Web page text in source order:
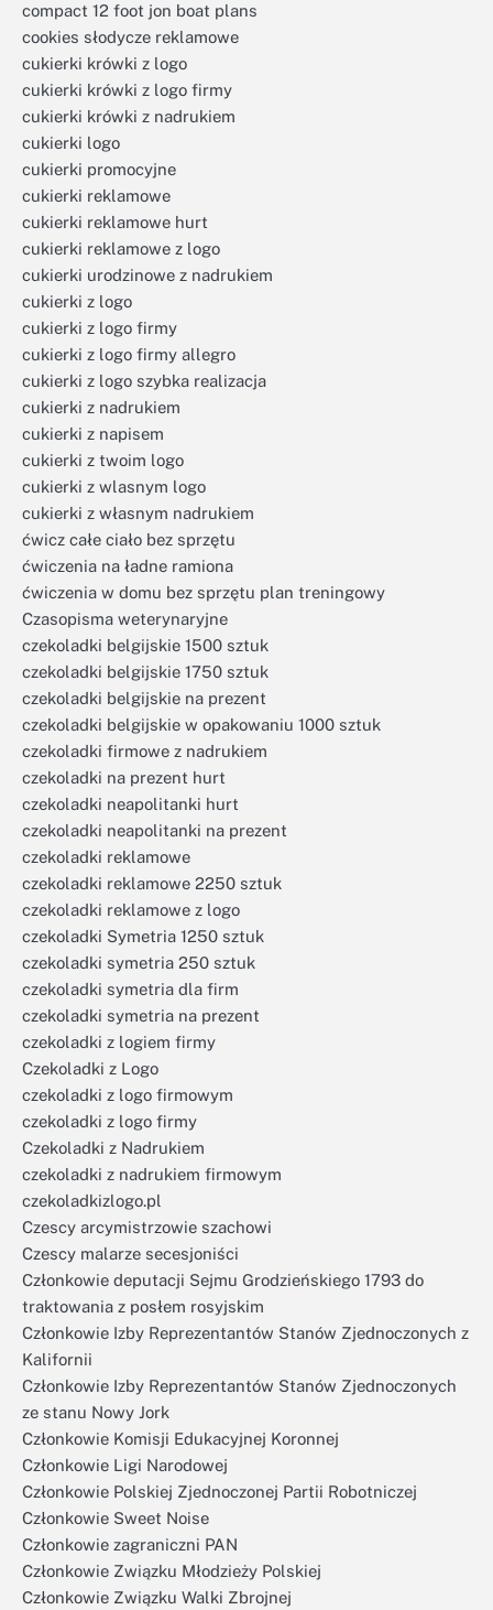
compact 12 foot jon boat plans
cookies słodycze reklamowe
cukierki krówki z logo
cukierki krówki z logo firmy
cukierki krówki z nadrukiem
cukierki logo
cukierki promocyjne
cukierki reklamowe
cukierki reklamowe hurt
cukierki reklamowe z logo
cukierki urodzinowe z nadrukiem
cukierki z logo
cukierki z logo firmy
cukierki z logo firmy allegro
cukierki z logo szybka realizacja
cukierki z nadrukiem
cukierki z napisem
cukierki z twoim logo
cukierki z wlasnym logo
cukierki z własnym nadrukiem
ćwicz całe ciało bez sprzętu
ćwiczenia na ładne ramiona
ćwiczenia w domu bez sprzętu plan treningowy
Czasopisma weterynaryjne
czekoladki belgijskie 1500 sztuk
czekoladki belgijskie 1750 sztuk
czekoladki belgijskie na prezent
czekoladki belgijskie w opakowaniu 1000 sztuk
czekoladki firmowe z nadrukiem
czekoladki na prezent hurt
czekoladki neapolitanki hurt
czekoladki neapolitanki na prezent
czekoladki reklamowe
czekoladki reklamowe 2250 sztuk
czekoladki reklamowe z logo
czekoladki Symetria 1250 sztuk
czekoladki symetria 250 sztuk
czekoladki symetria dla firm
czekoladki symetria na prezent
czekoladki z logiem firmy
Czekoladki z Logo
czekoladki z logo firmowym
czekoladki z logo firmy
Czekoladki z Nadrukiem
czekoladki z nadrukiem firmowym
czekoladkizlogo.pl
Czescy arcymistrzowie szachowi
Czescy malarze secesjoniści
Członkowie deputacji Sejmu Grodzieńskiego 1793 do
traktowania z posłem rosyjskim
Członkowie Izby Reprezentantów Stanów Zjednoczonych z
Kalifornii
Członkowie Izby Reprezentantów Stanów Zjednoczonych
ze stanu Nowy Jork
Członkowie Komisji Edukacyjnej Koronnej
Członkowie Ligi Narodowej
Członkowie Polskiej Zjednoczonej Partii Robotniczej
Członkowie Sweet Noise
Członkowie zagraniczni PAN
Członkowie Związku Młodzieży Polskiej
Członkowie Związku Walki Zbrojnej